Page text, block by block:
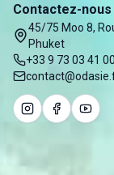
Contactez-nous
45/75 Moo 8,
Phuket
+33 9 73 03 41 00